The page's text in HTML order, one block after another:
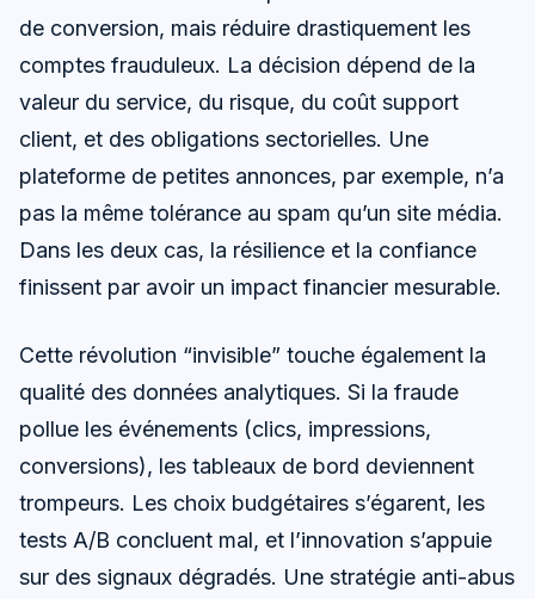
de conversion, mais réduire drastiquement les
comptes frauduleux. La décision dépend de la
valeur du service, du risque, du coût support
client, et des obligations sectorielles. Une
plateforme de petites annonces, par exemple, n’a
pas la même tolérance au spam qu’un site média.
Dans les deux cas, la résilience et la confiance
finissent par avoir un impact financier mesurable.
Cette révolution “invisible” touche également la
qualité des données analytiques. Si la fraude
pollue les événements (clics, impressions,
conversions), les tableaux de bord deviennent
trompeurs. Les choix budgétaires s’égarent, les
tests A/B concluent mal, et l’innovation s’appuie
sur des signaux dégradés. Une stratégie anti-abus